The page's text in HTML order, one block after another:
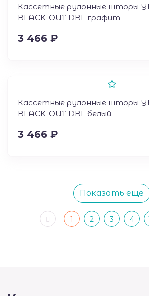
Кассетные рулонные шторы
BLACK-OUT DBL графит
3 466 ₽
Кассетные рулонные шторы
BLACK-OUT DBL белый
3 466 ₽
Показать ещё
1 2 3 4